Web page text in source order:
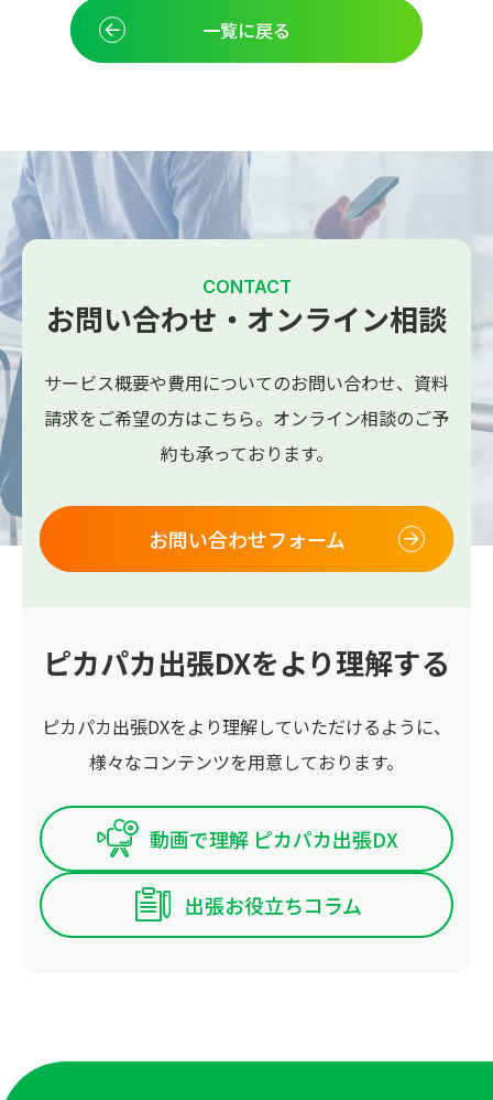
一覧に戻る
CONTACT
お問い合わせ・オンライン相談
サービス概要や費用についてのお問い合わせ、 資料
請求をご希望の方はこちら。 オンライン相談のご予
約も承っております。
お問い合わせフォーム
ピカパカ出張DXをより理解する
ピカパカ出張DXをより理解していただけるように、
様々なコンテンツを用意しております。
動画で理解 ピカパカ出張DX
出張お役立ちコラム